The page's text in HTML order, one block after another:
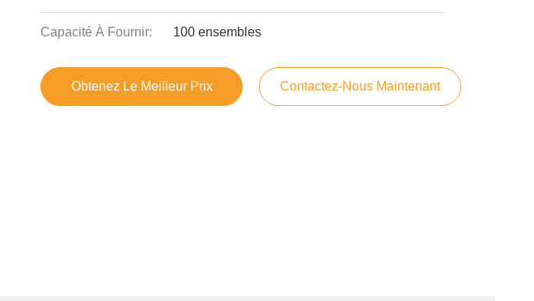
Capacité À Fournir: 100 ensembles
Obtenez Le Meilleur Prix Contactez-Nous Maintenant